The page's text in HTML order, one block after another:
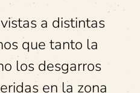
a distintas
que tanto la
los desgarros
en la zona